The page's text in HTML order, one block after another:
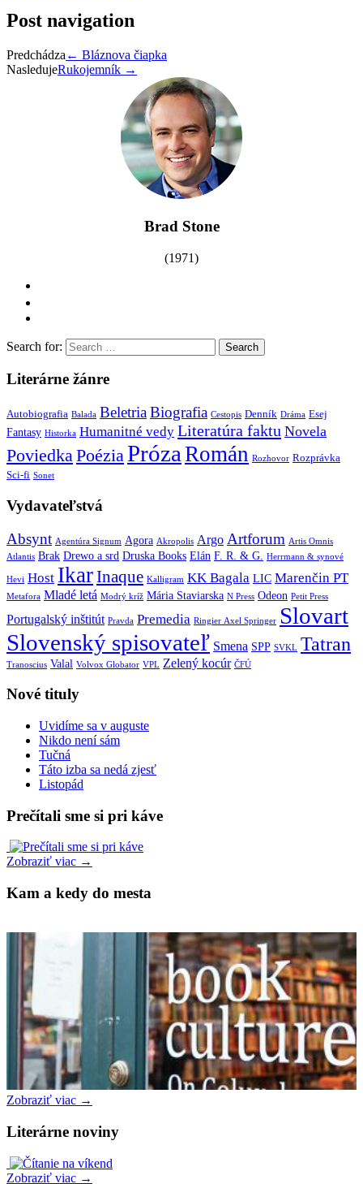
Post navigation
Predchádza ← Bláznova čiapka
NasledujeRukojemník →
Brad Stone
(1971)
Search for:
Literárne žánre
Autobiografia Balada BeletriaBiografia Cestopis Denník Dráma Esej
Fantasy Historka Humanitné vedy Literatúra faktu Novela
PoviedkaPoéziaPróza Román Rozhovor Rozprávka
Sci-fi Sonet
Vydavateľstvá
Absynt Agentúra Signum Agora Akropolis Argo Artforum Artis Omnis
Atlantis Brak Drewo a srd Druska Books Elán F. R. & G. Herrmann & synové
Hevi Host IkarInaque Kalligram KK Bagala LIC Marenčin PT
Metafora Mladé letá Modrý kríž Mária Staviarska N Press Odeon Petit Press
Portugalský inštitút Pravda Premedia Ringier Axel Springer Slovart
Slovenský spisovateľ Smena SPP SVKL Tatran
Tranoscius Valal Volvox Globator VPL Zelený kocúr ČFÚ
Nové tituly
Uvidíme sa v auguste
Nikdo není sám
Tučná
Táto izba sa nedá zjesť
Listopád
Prečítali sme si pri káve
Zobraziť viac →
Kam a kedy do mesta
Zobraziť viac →
Literárne noviny
Zobraziť viac →